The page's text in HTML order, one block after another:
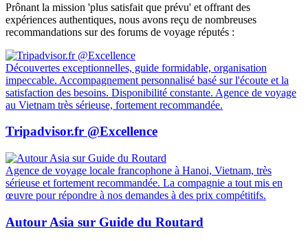
Prônant la mission 'plus satisfait que prévu' et offrant des
expériences authentiques, nous avons reçu de nombreuses
recommandations sur des forums de voyage réputés :
Découvertes exceptionnelles, guide formidable, organisation
impeccable. Accompagnement personnalisé basé sur l'écoute et la
satisfaction des besoins. Disponibilité constante. Agence de voyage
au Vietnam très sérieuse, fortement recommandée.
Tripadvisor.fr @Excellence
Agence de voyage locale francophone à Hanoi, Vietnam, très
sérieuse et fortement recommandée. La compagnie a tout mis en
œuvre pour répondre à nos demandes à des prix compétitifs.
Autour Asia sur Guide du Routard